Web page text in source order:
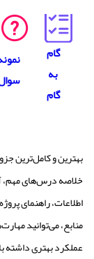
گام
به
گام
بهترین و کامل‌ترین
خلاصه درس‌های مهم،
اطلاعات، راهنمای
منابع، می‌توانید
عملکرد بهتری داشته